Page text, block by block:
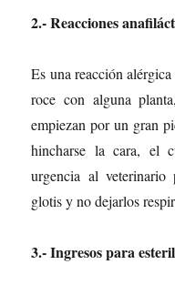
2.- Reacciones
Es una reacción
roce con alguna
empiezan por un gran
hincharse la cara, el
urgencia al
glotis y no dejarlos
3.- Ingresos para